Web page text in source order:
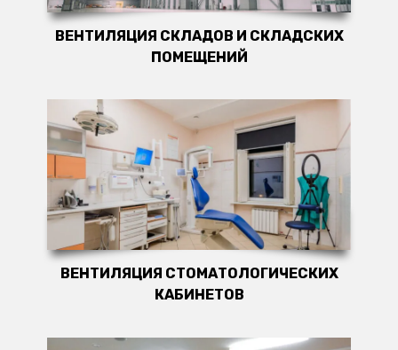
ВЕНТИЛЯЦИЯ СКЛАДОВ И СКЛАДСКИХ
ПОМЕЩЕНИЙ
ВЕНТИЛЯЦИЯ СТОМАТОЛОГИЧЕСКИХ
КАБИНЕТОВ